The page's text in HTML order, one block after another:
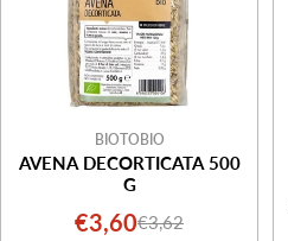
BIOTOBIO
AVENA DECORTICATA 500
G
Prezzo
€3,60Prezzo
€3,62